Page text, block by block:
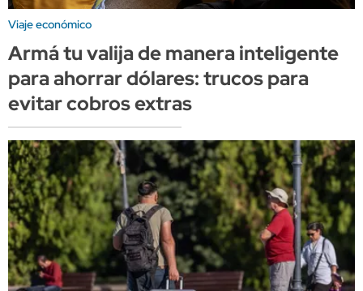
Viaje económico
Armá tu valija de manera inteligente
para ahorrar dólares: trucos para
evitar cobros extras